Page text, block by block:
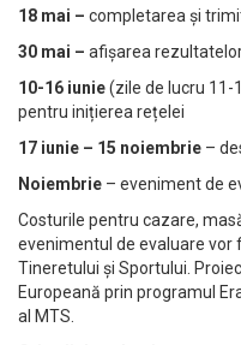
18 mai – completarea și
30 mai – afișarea
10-16 iunie(zile de lucru 11-
pentru inițierea rețelei
17 iunie – 15 noiembrie –
Noiembrie – eveniment de
Costurile pentru cazare,
evenimentul de evaluare vor
Tineretului și Sportului.
Europeană prin programul
al MTS.